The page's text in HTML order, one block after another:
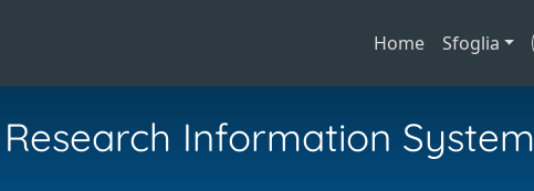
Home Sfoglia
Information System